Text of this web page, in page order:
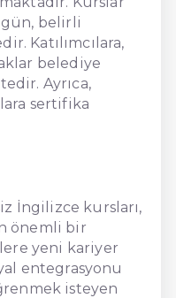
belirli
Katılımcılara,
belediye
Ayrıca,
sertifika
İngilizce kursları,
önemli bir
yeni kariyer
entegrasyonu
isteyen